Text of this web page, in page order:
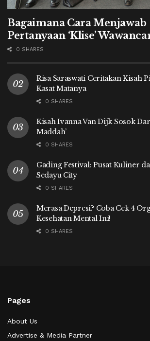
Bagaimana Cara Menjawab
Pertanyaan ‘Klise’
0 SHARES
Risa Saraswati Ceritakan Kisah
Kasat Matanya
0 SHARES
Kisah Ivanna Van Dijk Sosok
Maddah’
0 SHARES
Gading Festival: Pusat Kuliner
Sedayu City
0 SHARES
Merasa Depresi? Coba Cek 4
Kesehatan Mental Ini!
0 SHARES
Pages
About Us
Advertise & Media Partner